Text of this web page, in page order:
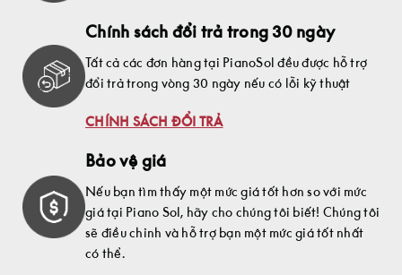
Chính sách đổi trả trong 30 ngày
Tất cả các đơn hàng tại PianoSol đều được hỗ trợ
đổi trả trong vòng 30 ngày nếu có lỗi kỹ thuật
CHÍNH SÁCH ĐỔI TRẢ
Bảo vệ giá
Nếu bạn tìm thấy một mức giá tốt hơn so với mức
giá tại Piano Sol, hãy cho chúng tôi biết! Chúng tôi
sẽ điều chỉnh và hỗ trợ bạn một mức giá tốt nhất
có thể.